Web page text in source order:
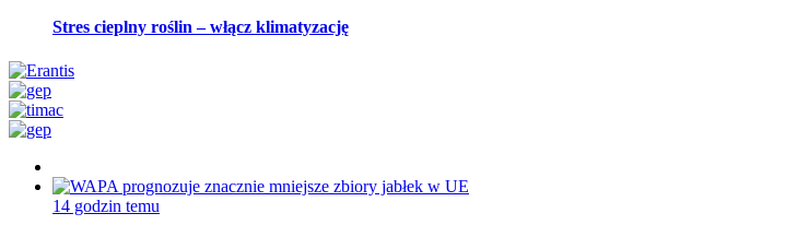
Stres cieplny roślin – włącz klimatyzację
14 godzin temu